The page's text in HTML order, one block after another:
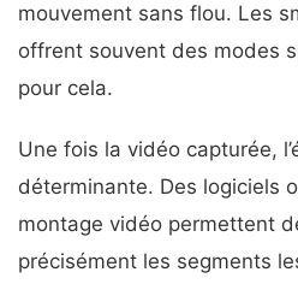
mouvement sans flou. Les
offrent souvent des modes
pour cela.
Une fois la vidéo capturée,
déterminante. Des logiciels
montage vidéo permettent
précisément les segments